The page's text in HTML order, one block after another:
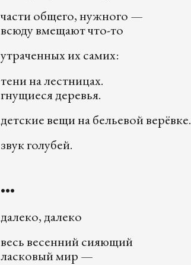
части общего, нужного —
всюду вмещают что-то
утраченных их самих:
тени на лестницах.
гнущиеся деревья.
детские вещи на бельевой верёвке.
звук голубей.
•••
далеко, далеко
весь весенний сияющий
ласковый мир —